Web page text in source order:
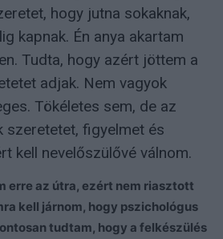
hogy jutna sokaknak,
kapnak. Én anya akartam
Tudta, hogy azért jöttem a
adjak. Nem vagyok
Tökéletes sem, de az
szeretetet, figyelmet és
kell nevelőszülővé válnom.
erre az útra, ezért nem riasztott
kell járnom, hogy pszichológus
tudtam, hogy a felkészülés